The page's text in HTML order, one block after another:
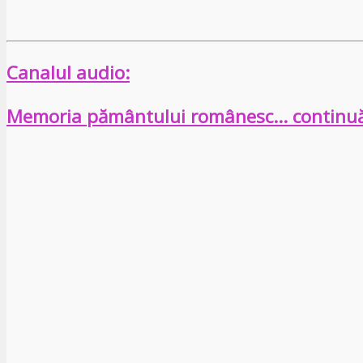
Canalul audio:
Memoria pământului românesc…